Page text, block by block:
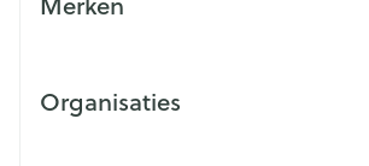
Organisaties